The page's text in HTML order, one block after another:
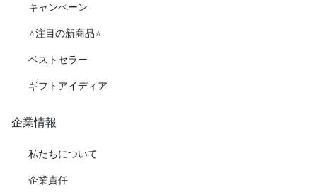
キャンペーン
⭐️注目の新商品⭐️
ベストセラー
ギフトアイディア
企業情報
私たちについて
企業責任